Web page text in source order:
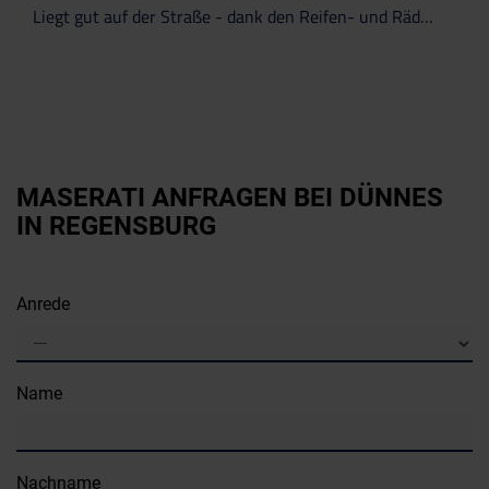
Liegt gut auf der Straße - dank den Reifen- und Räder-Angeboten von der Scuderia Dünnes.
MASERATI ANFRAGEN BEI DÜNNES
IN REGENSBURG
Anrede
Name
Nachname